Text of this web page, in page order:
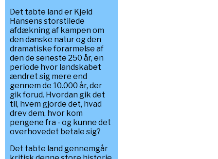
Det tabte land er Kjeld
Hansens storstilede
afdækning af kampen om
den danske natur og den
dramatiske forarmelse af
den de seneste 250 år, en
periode hvor landskabet
ændret sig mere end
gennem de 10.000 år, der
gik forud. Hvordan gik det
til, hvem gjorde det, hvad
drev dem, hvor kom
pengene fra - og kunne det
overhovedet betale sig?
Det tabte land gennemgår